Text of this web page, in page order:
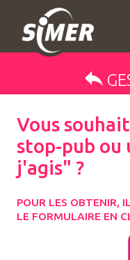
Vous
stop-pub ou
j'agis" ?
POUR LES OBTENIR,
LE FORMULAIRE EN